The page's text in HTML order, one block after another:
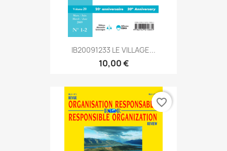
IB20091233 LE VILLAGE...
10,00 €
favorite_border